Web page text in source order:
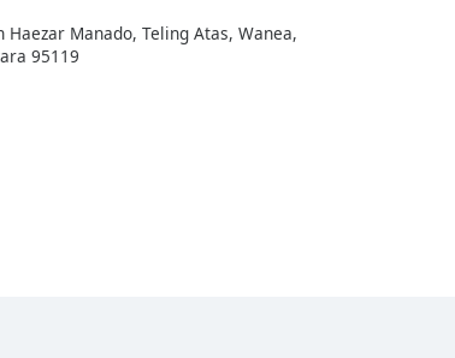
Haezar Manado, Teling Atas, Wanea,
95119